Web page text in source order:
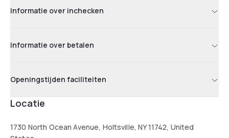
Informatie over inchecken
Informatie over betalen
Openingstijden faciliteiten
Locatie
1730 North Ocean Avenue, Holtsville, NY 11742, United